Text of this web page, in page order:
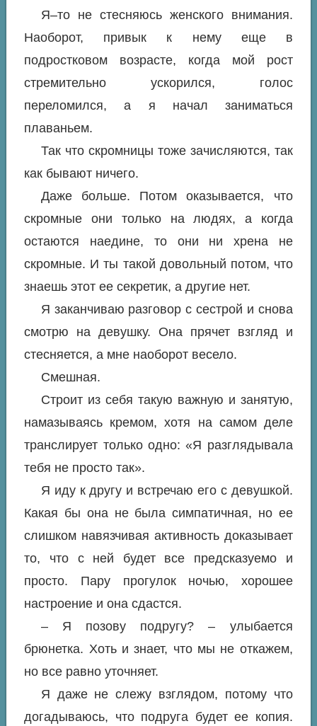
Я–то не стесняюсь женского внимания.
Наоборот, привык к нему еще в
подростковом возрасте, когда мой рост
стремительно ускорился, голос
переломился, а я начал заниматься
плаваньем.
Так что скромницы тоже зачисляются, так
как бывают ничего.
Даже больше. Потом оказывается, что
скромные они только на людях, а когда
остаются наедине, то они ни хрена не
скромные. И ты такой довольный потом, что
знаешь этот ее секретик, а другие нет.
Я заканчиваю разговор с сестрой и снова
смотрю на девушку. Она прячет взгляд и
стесняется, а мне наоборот весело.
Смешная.
Строит из себя такую важную и занятую,
намазываясь кремом, хотя на самом деле
транслирует только одно: «Я разглядывала
тебя не просто так».
Я иду к другу и встречаю его с девушкой.
Какая бы она не была симпатичная, но ее
слишком навязчивая активность доказывает
то, что с ней будет все предсказуемо и
просто. Пару прогулок ночью, хорошее
настроение и она сдастся.
– Я позову подругу? – улыбается
брюнетка. Хоть и знает, что мы не откажем,
но все равно уточняет.
Я даже не слежу взглядом, потому что
догадываюсь, что подруга будет ее копия.